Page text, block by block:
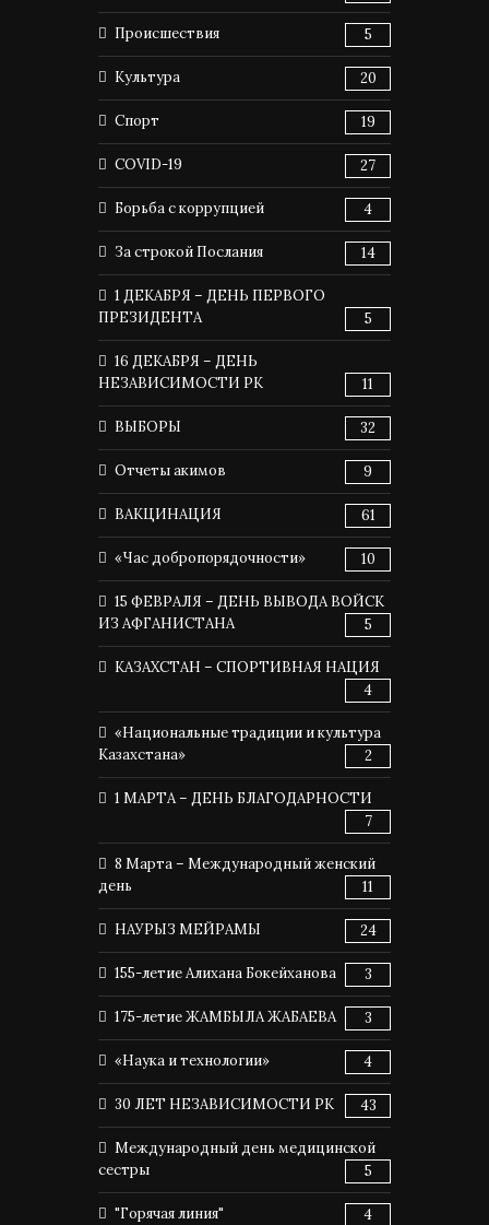
Происшествия 5
Культура 20
Спорт 19
COVID-19 27
Борьба с коррупцией 4
За строкой Послания 14
1 ДЕКАБРЯ – ДЕНЬ ПЕРВОГО
ПРЕЗИДЕНТА
5
16 ДЕКАБРЯ – ДЕНЬ
НЕЗАВИСИМОСТИ РК
11
ВЫБОРЫ 32
Отчеты акимов 9
ВАКЦИНАЦИЯ 61
«Час добропорядочности» 10
15 ФЕВРАЛЯ – ДЕНЬ ВЫВОДА ВОЙСК
ИЗ АФГАНИСТАНА
5
КАЗАХСТАН – СПОРТИВНАЯ НАЦИЯ
4
«Национальные традиции и культура
Казахстана»
2
1 МАРТА – ДЕНЬ БЛАГОДАРНОСТИ
7
8 Марта – Международный женский
день
11
НАУРЫЗ МЕЙРАМЫ 24
155-летие Алихана Бокейханова 3
175-летие ЖАМБЫЛА ЖАБАЕВА 3
«Наука и технологии» 4
30 ЛЕТ НЕЗАВИСИМОСТИ РК 43
Международный день медицинской
сестры
5
"Горячая линия" 4